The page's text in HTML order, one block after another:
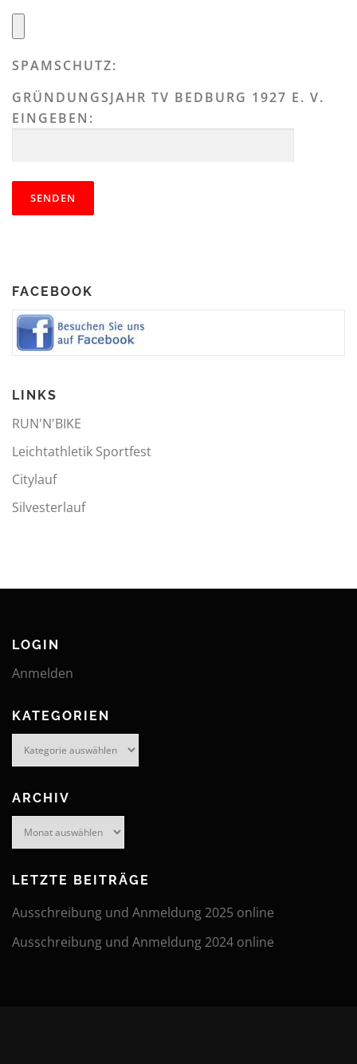
SPAMSCHUTZ:
GRÜNDUNGSJAHR TV BEDBURG 1927 E. V.
EINGEBEN:
FACEBOOK
LINKS
RUN'N'BIKE
Leichtathletik Sportfest
Citylauf
Silvesterlauf
LOGIN
Anmelden
KATEGORIEN
ARCHIV
LETZTE BEITRÄGE
Ausschreibung und Anmeldung 2025 online
Ausschreibung und Anmeldung 2024 online